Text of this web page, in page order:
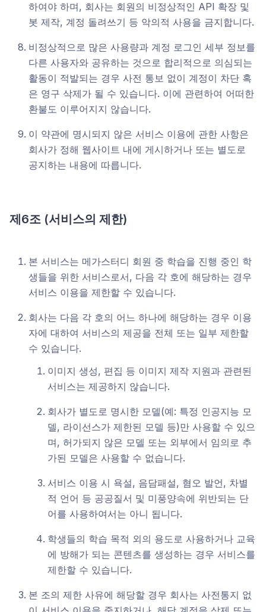
하여야 하며, 회사는 회원의 비정상적인 API 확장 및
봇 제작, 계정 돌려쓰기 등 악의적 사용을 금지합니다.
비정상적으로 많은 사용량과 계정 로그인 세부 정보를
다른 사용자와 공유하는 것으로 합리적으로 의심되는
활동이 적발되는 경우 사전 통보 없이 계정이 차단 혹
은 영구 삭제가 될 수 있습니다. 이에 관련하여 어떠한
환불도 이루어지지 않습니다.
이 약관에 명시되지 않은 서비스 이용에 관한 사항은
회사가 정해 웹사이트 내에 게시하거나 또는 별도로
공지하는 내용에 따릅니다.
제6조 (서비스의 제한)
본 서비스는 메가스터디 회원 중 학습을 진행 중인 학
생들을 위한 서비스로서, 다음 각 호에 해당하는 경우
서비스 이용을 제한할 수 있습니다.
회사는 다음 각 호의 어느 하나에 해당하는 경우 이용
자에 대하여 서비스의 제공을 전체 또는 일부 제한할
수 있습니다.
이미지 생성, 편집 등 이미지 제작 지원과 관련된
서비스는 제공하지 않습니다.
회사가 별도로 명시한 모델(예: 특정 인공지능 모
델, 라이선스가 제한된 모델 등)만 사용할 수 있으
며, 허가되지 않은 모델 또는 외부에서 임의로 추
가된 모델은 사용할 수 없습니다.
서비스 이용 시 욕설, 음담패설, 혐오 발언, 차별
적 언어 등 공공질서 및 미풍양속에 위반되는 단
어를 사용하여서는 아니 됩니다.
학생들의 학습 목적 외의 용도로 사용하거나 교육
에 방해가 되는 콘텐츠를 생성하는 경우 서비스를
제한할 수 있습니다.
본 조의 제한 사유에 해당할 경우 회사는 사전통지 없